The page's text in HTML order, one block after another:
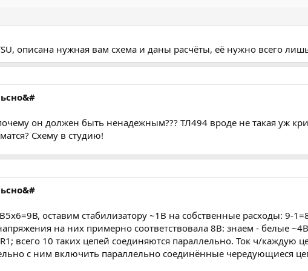
описана нужная вам схема и даны расчёты, её нужно всего
он должен быть ненадежным??? ТЛ494 вроде не такая уж
Схему в студию!
оставим стабилизатору ~1В на собственные расходы: 9-
на них примерно соответствовала 8В: знаем - белые
всего 10 таких цепей соединяются параллельно. Ток ч/каждую
с ним включить параллельно соединённые чередующиеся